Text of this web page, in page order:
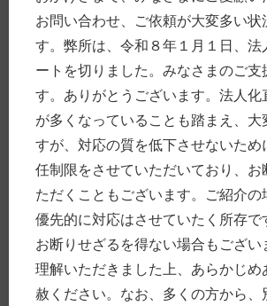
弁護士の努力が実を結び、解
った場合、ひとつの節目とし
確認という作業を行います。
は、アフターサービスという
ますが、弁護士がなにをどこ
できるか、明確にお伝えする
ております。当事務所では、
目安として事件終了後３か月
その事件にかかわる電話対応
けるようにしており、別途費
る場合は、あらかじめお伝え
お問い合わせ、ご依頼が大変多い状
す。弊所は、令和８年１月１日、法
ートを切りました。みなさまのご支
す。ありがとうございます。法人化
が多くなっていることも踏まえ、
すが、対応の質を低下させないため
任制限をさせていただいており、お
ただくこともございます。ご紹介の
優先的に対応はさせていたく所存で
お断りせざるを得ない場合もござ
理解いただきました上、あらかじめ
赦ください。なお、多くの方から、